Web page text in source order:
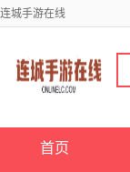
连城手游在线
首页